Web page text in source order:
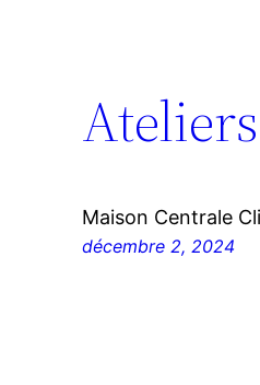
Maison Centrale
décembre 2, 2024